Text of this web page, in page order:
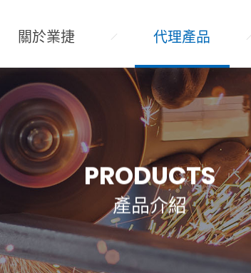
關於業捷 代理產品
PRODUCTS
產品介紹